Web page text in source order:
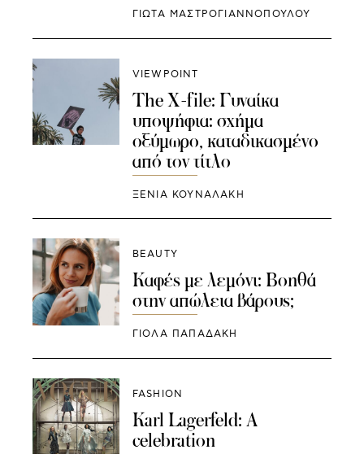
ΓΙΩΤΑ ΜΑΣΤΡΟΓΙΑΝΝΟΠΟΥΛΟΥ
VIEWPOINT
Τhe X-file: Γυναίκα
υποψήφια: σχήμα
οξύμωρο, καταδικασμένο
από τον τίτλο
ΞΕΝΙΑ ΚΟΥΝΑΛΑΚΗ
BEAUTY
Καφές με λεμόνι: Βοηθά
στην απώλεια βάρους;
ΓΙΌΛΑ ΠΑΠΑΔΆΚΗ
FASHION
Karl Lagerfeld: A
celebration